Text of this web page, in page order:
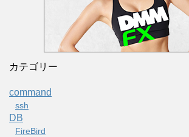
カテゴリー
command
ssh
DB
FireBird